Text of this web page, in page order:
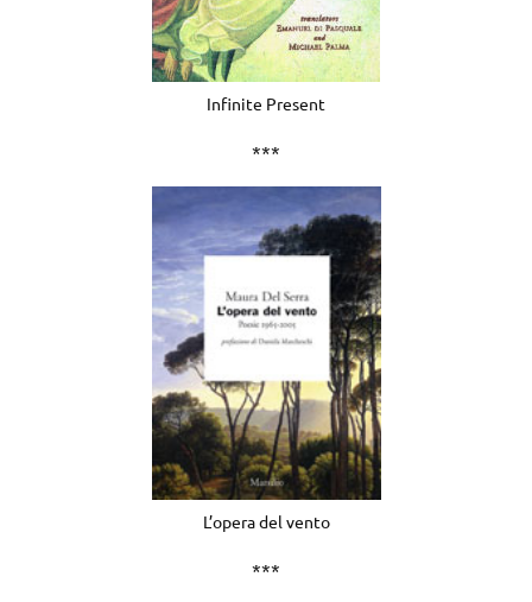
Infinite Present
***
L’opera del vento
***